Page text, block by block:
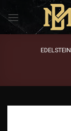
Inhalt
springen
EDELSTEIN